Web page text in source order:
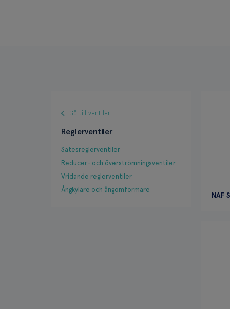
Gå till ventiler
Reglerventiler
Sätesreglerventiler
Reducer- och överströmningsventiler
Vridande reglerventiler
Ångkylare och ångomformare
NAF